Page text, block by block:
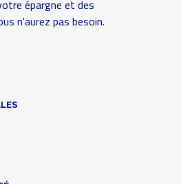
épargne et des
n'aurez pas besoin.